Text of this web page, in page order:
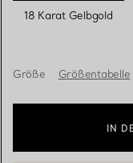
18 Karat Gelbgold
Größe Größentabelle
IN